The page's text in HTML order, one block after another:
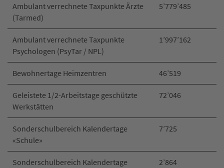
Ambulant verrechnete Taxpunkte Ärzte
(Tarmed)
5’779’485
Ambulant verrechnete Taxpunkte
Psychologen (PsyTar / NPL)
1’997’162
Bewohnertage Heimzentren 46’519
Geleistete 1/2-Arbeitstage geschützte
Werkstätten
72’046
Sonderschulbereich Kalendertage
«Schule»
7’725
Sonderschulbereich Kalendertage
2’864